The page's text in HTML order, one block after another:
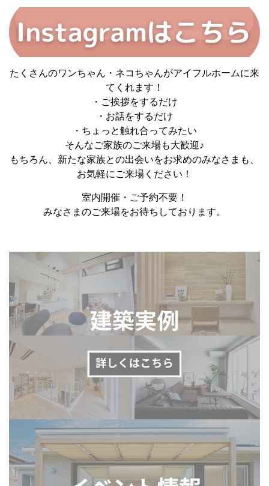
たくさんのワンちゃん・ネコちゃんがアイフルホームに来
てくれます！
・ご挨拶をするだけ
・お話をするだけ
・ちょっと触れ合ってみたい
そんなご家族のご来場も大歓迎♪
もちろん、新たな家族との出会いをお求めのみなさまも、
お気軽にご来場ください！
室内開催・ご予約不要！
みなさまのご来場をお待ちしております。